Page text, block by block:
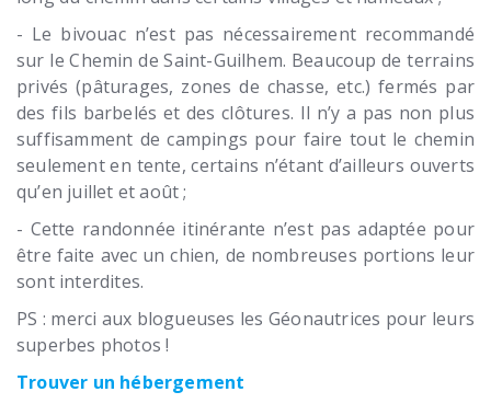
- Le bivouac n’est pas nécessairement recommandé
sur le Chemin de Saint-Guilhem. Beaucoup de terrains
privés (pâturages, zones de chasse, etc.) fermés par
des fils barbelés et des clôtures. Il n’y a pas non plus
suffisamment de campings pour faire tout le chemin
seulement en tente, certains n’étant d’ailleurs ouverts
qu’en juillet et août ;
- Cette randonnée itinérante n’est pas adaptée pour
être faite avec un chien, de nombreuses portions leur
sont interdites.
PS : merci aux blogueuses les Géonautrices pour leurs
superbes photos !
Trouver un hébergement